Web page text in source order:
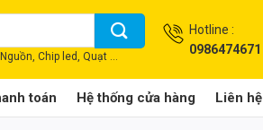
Chip led, Quạt ...
Hotline :
0986474671
toán Hệ thống cửa hàng Liên hệ